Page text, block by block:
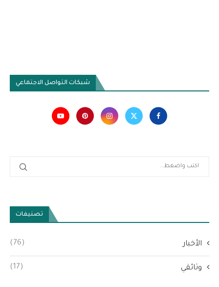
شبكات التواصل الاجتماعي
تصنيفات
الأخبار (76)
وثائقي (17)